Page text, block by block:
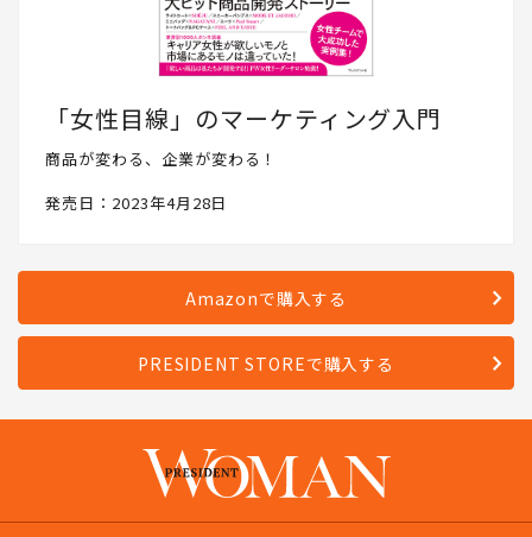
「女性目線」のマーケティング入門
商品が変わる、企業が変わる！
発売日：2023年4月28日
Amazonで購入する
PRESIDENT STOREで購入する